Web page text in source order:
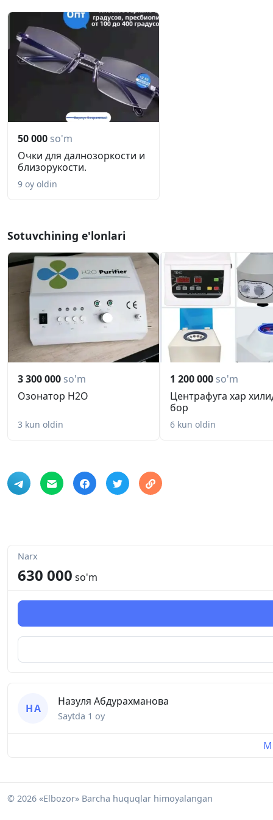
50 000 so'm
Очки для далнозоркости и
близорукости.
9 oy oldin
Sotuvchining e'lonlari
3 300 000 so'm
Озонатор H2O
3 kun oldin
1 200 000 so'm
Центрафуга хар
бор
6 kun oldin
Narx
630 000 so'm
Н А
Назуля Абдурахманова
Saytda 1 oy
© 2026 «Elbozor» Barcha huquqlar himoyalangan